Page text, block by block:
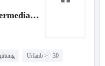
Urlaub >= 30